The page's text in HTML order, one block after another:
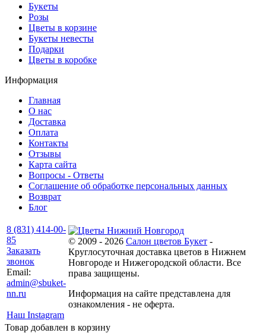
Букеты
Розы
Цветы в корзине
Букеты невесты
Подарки
Цветы в коробке
Информация
Главная
О нас
Доставка
Оплата
Контакты
Отзывы
Карта сайта
Вопросы - Ответы
Соглашение об обработке персональных данных
Возврат
Блог
8 (831) 414-00-
85
Заказать
звонок
Email:
admin@sbuket-
nn.ru
Наш Instagram
© 2009 - 2026 Салон цветов Букет -
Круглосуточная доставка цветов в Нижнем
Новгороде и Нижегородской области. Все
права защищены.
Информация на сайте представлена для
ознакомления - не оферта.
Товар добавлен в корзину